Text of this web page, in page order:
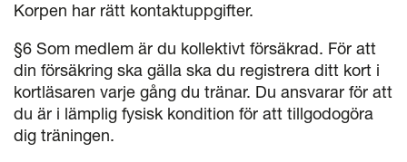
Korpen har rätt kontaktuppgifter.
§6 Som medlem är du kollektivt försäkrad. För att
din försäkring ska gälla ska du registrera ditt kort i
kortläsaren varje gång du tränar. Du ansvarar för att
du är i lämplig fysisk kondition för att tillgodogöra
dig träningen.